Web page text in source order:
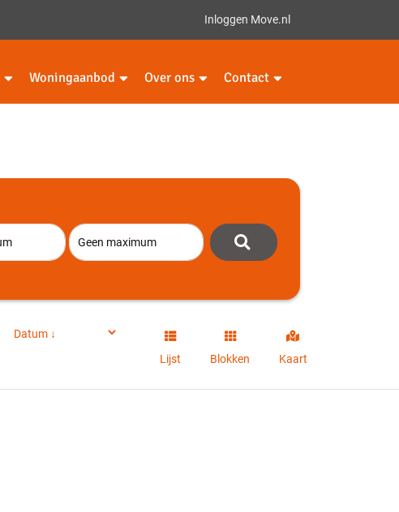
Inloggen Move.nl
Woningaanbod Over ons Contact
Lijst
Blokken Kaart